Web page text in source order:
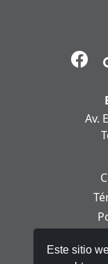
Este sitio
Av.